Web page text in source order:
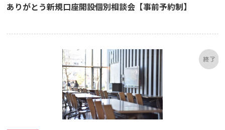
ありがとう新規口座開設個別相談会【事前予約制】